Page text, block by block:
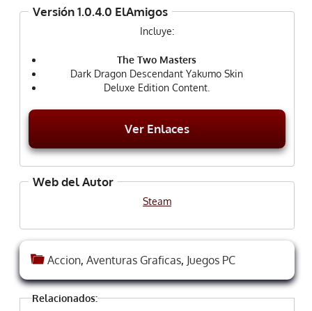
Versión 1.0.4.0 ElAmigos
Incluye:
The Two Masters
Dark Dragon Descendant Yakumo Skin
Deluxe Edition Content.
Ver Enlaces
Web del Autor
Steam
Accion, Aventuras Graficas, Juegos PC
Relacionados: